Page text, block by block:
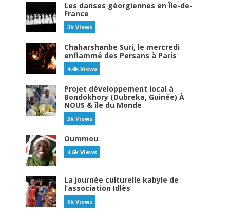
Les danses géorgiennes en Île-de-
France
3k Views
Chaharshanbe Suri, le mercredi
enflammé des Persans à Paris
4.4k Views
Projet développement local à
Bondokhory (Dubreka, Guinée) À
NOUS & île du Monde
3k Views
Oummou
4.6k Views
La journée culturelle kabyle de
l’association Idlès
5k Views